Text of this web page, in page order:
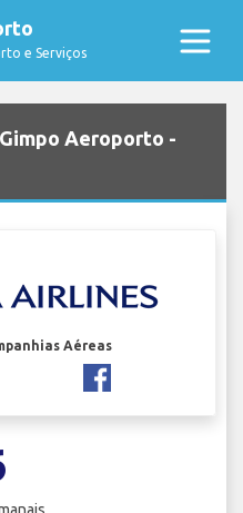
e Serviços
Aeroporto -
Aéreas